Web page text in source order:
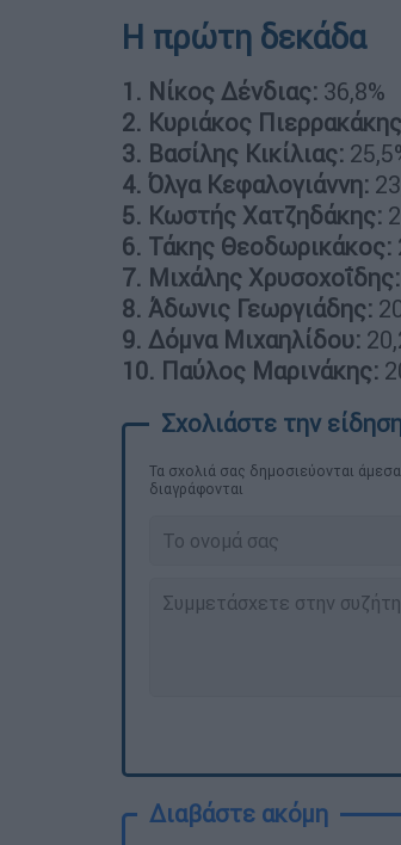
Η πρώτη δεκάδα
1. Νίκος Δένδιας: 36,8%
2. Κυριάκος
3. Βασίλης Κικίλιας:
4. Όλγα Κεφαλογιάννη:
5. Κωστής Χατζηδάκης:
6. Τάκης Θεοδωρικάκος:
7. Μιχάλης Χρυσοχοΐδης:
8. Άδωνις Γεωργιάδης:
9. Δόμνα Μιχαηλίδου:
10. Παύλος Μαρινάκης:
Τα σχολιά σας δημοσιεύονται
διαγράφονται
Διαβάστε ακόμη